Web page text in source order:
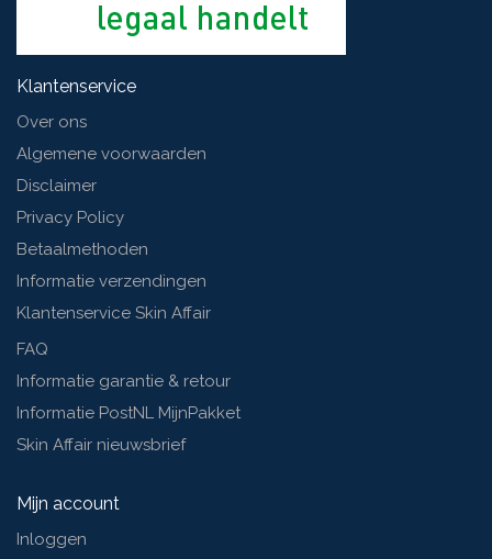
Klantenservice
Over ons
Algemene voorwaarden
Disclaimer
Privacy Policy
Betaalmethoden
Informatie verzendingen
Klantenservice Skin Affair
FAQ
Informatie garantie & retour
Informatie PostNL MijnPakket
Skin Affair nieuwsbrief
Mijn account
Inloggen